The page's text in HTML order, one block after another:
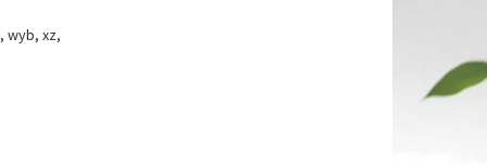
, wyb, xz,